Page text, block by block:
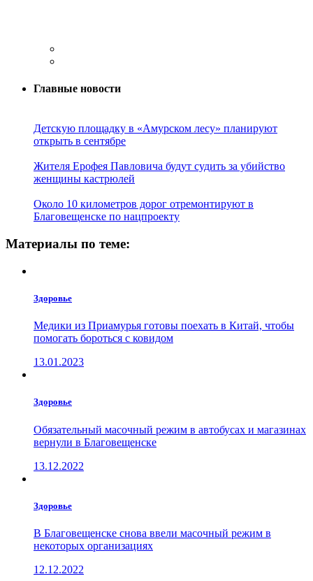
Главные новости
Детскую площадку в «Амурском лесу» планируют
открыть в сентябре
Жителя Ерофея Павловича будут судить за убийство
женщины кастрюлей
Около 10 километров дорог отремонтируют в
Благовещенске по нацпроекту
Материалы по теме:
Здоровье
Медики из Приамурья готовы поехать в Китай, чтобы
помогать бороться с ковидом
13.01.2023
Здоровье
Обязательный масочный режим в автобусах и магазинах
вернули в Благовещенске
13.12.2022
Здоровье
В Благовещенске снова ввели масочный режим в
некоторых организациях
12.12.2022